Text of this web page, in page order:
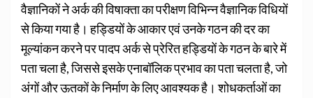
वैज्ञानिकों ने अर्क की विषाक्ता का परीक्षण विभिन्न वैज्ञानिक विधियों
से किया गया है।हड्डियों के आकार एवं उनके गठन की दर का
मूल्यांकन करने पर पादप अर्क से प्रेरित हड्डियों के गठन के बारे में
पता चला है, जिससे इसके एनाबॉलिक प्रभाव का पता चलता है, जो
अंगों और ऊतकों के निर्माण के लिए आवश्यक है। शोधकर्ताओं का